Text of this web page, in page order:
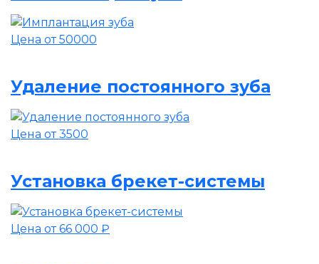
Цена от 50000
Удаление постоянного зуба
Цена от 3500
Установка брекет-системы
Цена от 66 000 ₽